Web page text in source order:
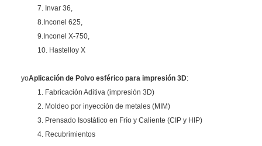
7. Invar 36,
8.Inconel 625,
9.Inconel X-750,
10. Hastelloy X
yoAplicación de Polvo esférico para impresión 3D:
1. Fabricación Aditiva (impresión 3D)
2. Moldeo por inyección de metales (MIM)
3. Prensado Isostático en Frío y Caliente (CIP y HIP)
4. Recubrimientos